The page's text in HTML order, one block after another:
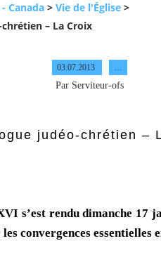
Canada > Vie de l'Église >
– La Croix
03.07.2013
Par Serviteur-ofs
judéo-chrétien –
s’est rendu dimanche 17
convergences essentielles